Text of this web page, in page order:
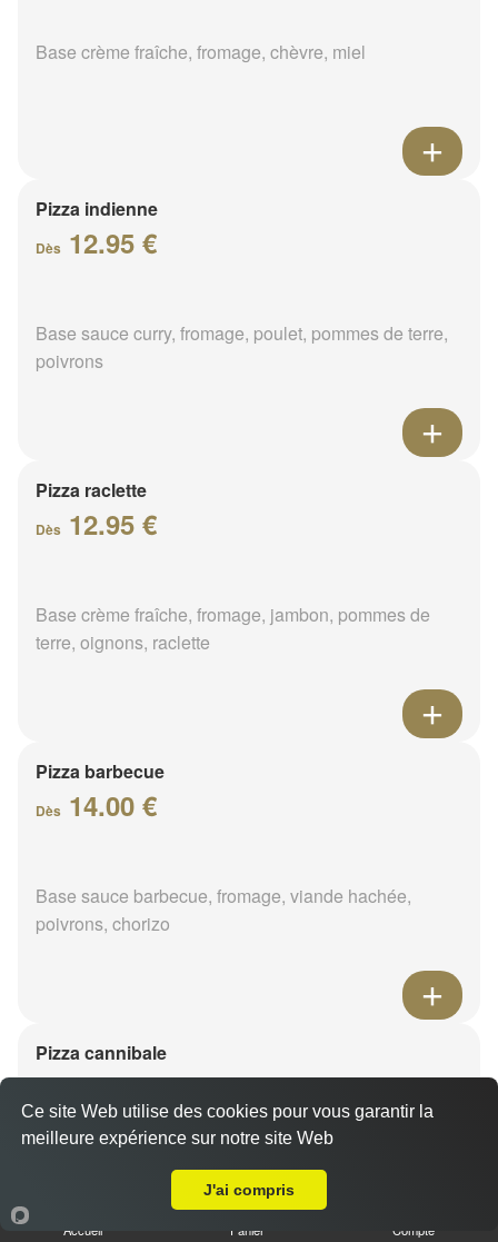
Base crème fraîche, fromage, chèvre, miel
Pizza indienne
Dès 12.95 €
Base sauce curry, fromage, poulet, pommes de terre,
poivrons
Pizza raclette
Dès 12.95 €
Base crème fraîche, fromage, jambon, pommes de
terre, oignons, raclette
Pizza barbecue
Dès 14.00 €
Base sauce barbecue, fromage, viande hachée,
poivrons, chorizo
Pizza cannibale
14.00 €
Base sauce barbecue, fromage, viande hachée,
Accueil Panier Compte
Ce site Web utilise des cookies pour vous garantir la
meilleure expérience sur notre site Web
J'ai compris